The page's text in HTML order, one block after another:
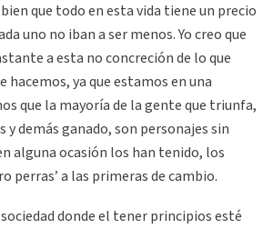
que todo en esta vida tiene un precio
uno no iban a ser menos. Yo creo que
a esta no concreción de lo que
hacemos, ya que estamos en una
que la mayoría de la gente que triunfa,
demás ganado, son personajes sin
alguna ocasión los han tenido, los
perras’ a las primeras de cambio.
donde el tener principios esté